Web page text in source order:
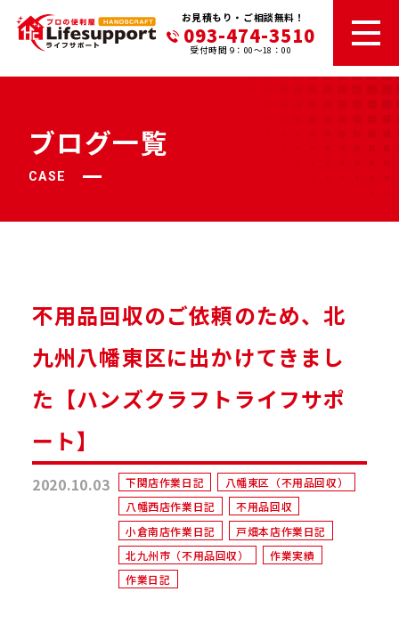
お見積もり・ご相談無料！
093-474-3510
受付時間 9：00～18：00
ブログ一覧
CASE
不用品回収のご依頼のため、北
九州八幡東区に出かけてきまし
た【ハンズクラフトライフサポ
ート】
2020.10.03 下関店作業日記
八幡東区（不用品回収）
八幡西店作業日記
不用品回収
小倉南店作業日記
戸畑本店作業日記
北九州市（不用品回収）
作業実績
作業日記